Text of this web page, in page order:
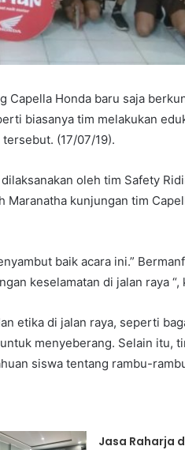
Capella Honda baru saja
biasanya tim melakukan
(17/07/19).
oleh tim Safety
Maranatha kunjungan tim
baik acara ini.”
keselamatan di jalan raya “,
etika di jalan raya, seperti
menyeberang. Selain itu,
siswa tentang rambu-
Jasa Raharja